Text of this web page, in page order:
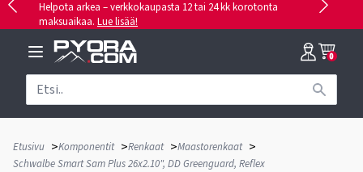
Helpota arkea – verkkokaupasta 12 tai 24 kk korotonta
maksuaikaa. Lue lisää!
0
Etusivu >Komponentit >Renkaat >Maastorenkaat >
Schwalbe Smart Sam Plus 26x2.10", DD Greenguard, Reflex